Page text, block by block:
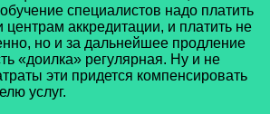
специалистов надо платить
аккредитации, и платить не
но и за дальнейшее продление
«доилка» регулярная. Ну и не
эти придется компенсировать
услуг.